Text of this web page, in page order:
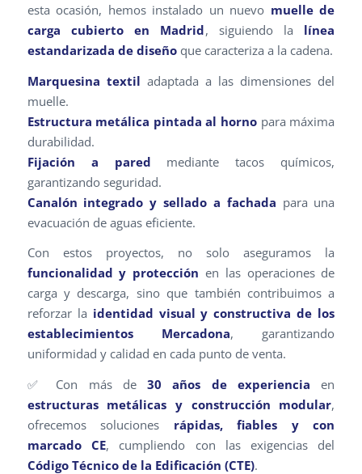
esta ocasión, hemos instalado un nuevo muelle de
carga cubierto en Madrid, siguiendo la línea
estandarizada de diseñoque caracteriza a la cadena.
Marquesina textil adaptada a las dimensiones del
muelle.
Estructura metálica pintada al horno para máxima
durabilidad.
Fijación a pared mediante tacos químicos,
garantizando seguridad.
Canalón integrado y sellado a fachada para una
evacuación de aguas eficiente.
Con estos proyectos, no solo aseguramos la
funcionalidad y protección en las operaciones de
carga y descarga, sino que también contribuimos a
reforzar la identidad visual y constructiva de los
establecimientos Mercadona, garantizando
uniformidad y calidad en cada punto de venta.
✅ Con más de30 años de experiencia en
estructuras metálicas y construcción modular,
ofrecemos soluciones rápidas, fiables y con
marcado CE, cumpliendo con las exigencias del
Código Técnico de la Edificación (CTE).